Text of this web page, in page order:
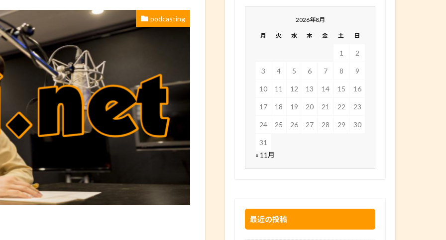
podcasting 2026年8月
月 火 水 木 金 土 日
1 2
3 4 5 6 7 8 9
10 11 12 13 14 15 16
17 18 19 20 21 22 23
24 25 26 27 28 29 30
31
« 11月
最近の投稿